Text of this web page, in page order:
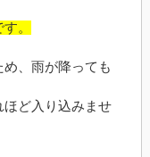
。
、雨が降っても
ほど入り込みませ